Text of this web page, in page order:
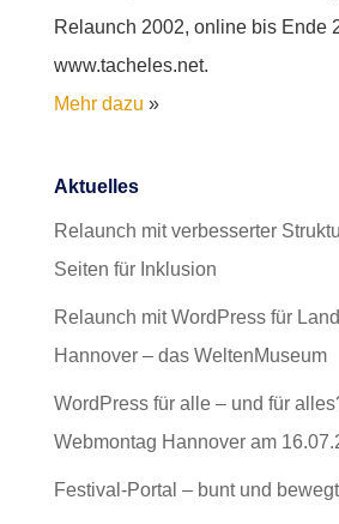
Relaunch 2002, online bis Ende
www.tacheles.net.
Mehr dazu »
Aktuelles
Relaunch mit verbesserter
Seiten für Inklusion
Relaunch mit WordPress für
Hannover – das WeltenMuseum
WordPress für alle – und für
Webmontag Hannover am
Festival-Portal – bunt und bewegt